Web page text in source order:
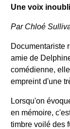
Une voix
Par Chloé
Documentariste
amie de
comédienne,
empreint d'une
Lorsqu'on
en mémoire,
timbre voilé des